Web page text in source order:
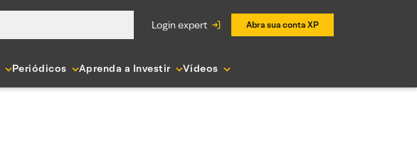
login expert Abra sua conta XP
Periódicos Aprenda a Investir Vídeos